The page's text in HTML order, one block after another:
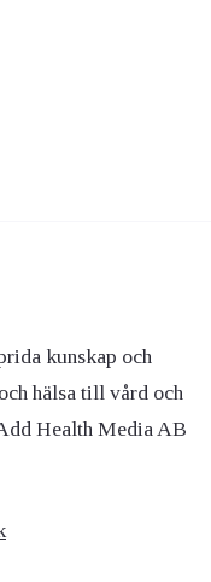
kunskap och
hälsa till vård och
Health Media AB